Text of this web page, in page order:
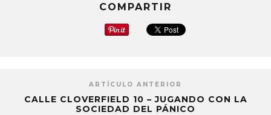
COMPARTIR
ARTÍCULO ANTERIOR
CALLE CLOVERFIELD 10 – JUGANDO CON LA
SOCIEDAD DEL PÁNICO